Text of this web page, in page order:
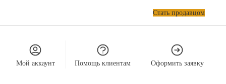
Стать продавцом
Мой аккаунт Помощь клиентам Оформить заявку